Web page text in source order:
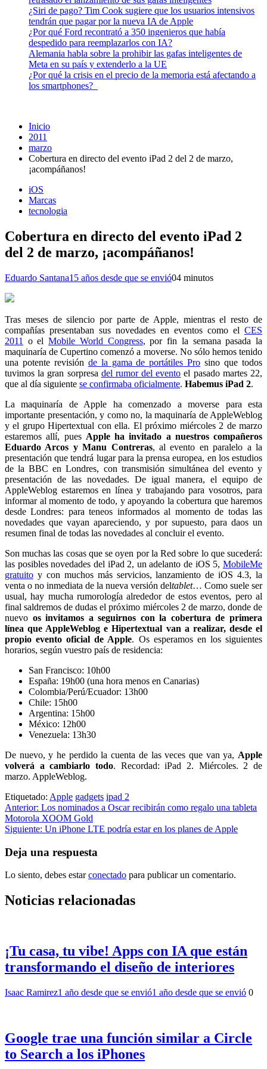
¿Siri de pago? Tim Cook sugiere que los usuarios intensivos
tendrán que pagar por la nueva IA de Apple
¿Por qué Ford recontrató a 350 ingenieros que había
despedido para reemplazarlos con IA?
Alemania habla sobre la prohibir las gafas inteligentes de
Meta en su país y extenderlo a la UE
¿Por qué la crisis en el precio de la memoria está afectando a
los smartphones?
Inicio
2011
marzo
Cobertura en directo del evento iPad 2 del 2 de marzo,
¡acompáñanos!
iOS
Marcas
tecnologia
Cobertura en directo del evento iPad 2
del 2 de marzo, ¡acompáñanos!
Eduardo Santana15 años desde que se envió04 minutos
Tras meses de silencio por parte de Apple, mientras el resto de
compañías presentaban sus novedades en eventos como el CES
2011
o elMobile World Congress, por fin la semana pasada la
maquinaría de Cupertino comenzó a moverse. No sólo hemos tenido
una potente revisión de la gama de portátiles Pro sino que todos
tuvimos la gran sorpresa del rumor del evento el pasado martes 22,
que al día siguiente se confirmaba oficialmente. Habemus iPad 2.
La maquinaría de Apple ha comenzado a moverse para esta
importante presentación, y como no, la maquinaría de AppleWeblog
y el grupo Hipertextual con ella. El próximo miércoles 2 de marzo
estaremos allí, pues Apple ha invitado a nuestros compañeros
Eduardo Arcos y Manu Contreras, al evento en paralelo a la
presentación que tendrá lugar para la prensa europea, en los estudios
de la BBC en Londres, con transmisión simultánea del evento y
presentación de las novedades. De igual manera, el equipo de
AppleWeblog estaremos en línea y trabajando para vosotros, para
informar al momento de todo, y apoyando la cobertura que haremos
desde Londres: para teneos informados al momento de todas las
novedades que vayan apareciendo, y por supuesto, para daos un
resumen final de todas las novedades al concluir el evento.
Son muchas las cosas que se oyen por la Red sobre lo que sucederá:
las posibles novedades del iPad 2, un adelanto de iOS 5, MobileMe
gratuito y con muchos más servicios, lanzamiento de iOS 4.3, la
venta o no inmediata de la nueva versión deltablet… Como suele ser
usual, hay mucha rumorología alrededor de estos eventos, pero al
final saldremos de dudas el próximo miércoles 2 de marzo, donde de
nuevo os invitamos a seguirnos con la cobertura de primera
línea que AppleWeblog e Hipertextual van a realizar, desde el
propio evento oficial de Apple. Os esperamos en los siguientes
horarios, según vuestro país de residencia:
San Francisco: 10h00
España: 19h00 (una hora menos en Canarias)
Colombia/Perú/Ecuador: 13h00
Chile: 15h00
Argentina: 15h00
México: 12h00
Venezuela: 13h30
De nuevo, y he perdido la cuenta de las veces que van ya, Apple
volverá a cambiarlo todo. Recordad: iPad 2. Miércoles. 2 de
marzo. AppleWeblog.
Etiquetado: Apple gadgets ipad 2
Navegación
de
Anterior: Los nominados a Oscar recibirán como regalo una tableta
Motorola XOOM Gold
Siguiente: Un iPhone LTE podría estar en los planes de Apple
Deja una respuesta
Lo siento, debes estarconectado para publicar un comentario.
Noticias relacionadas
¡Tu casa, tu vibe! Apps con IA que están
transformando el diseño de interiores
Isaac Ramirez1 año desde que se envió1 año desde que se envió 0
Google trae una función similar a Circle
to Search a los iPhones